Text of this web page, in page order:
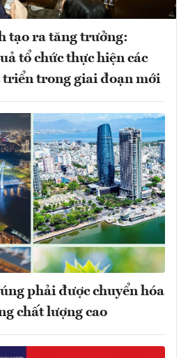
tạo ra tăng trưởng:
tổ chức thực hiện các
trong giai đoạn mới
phải được chuyển hóa
chất lượng cao